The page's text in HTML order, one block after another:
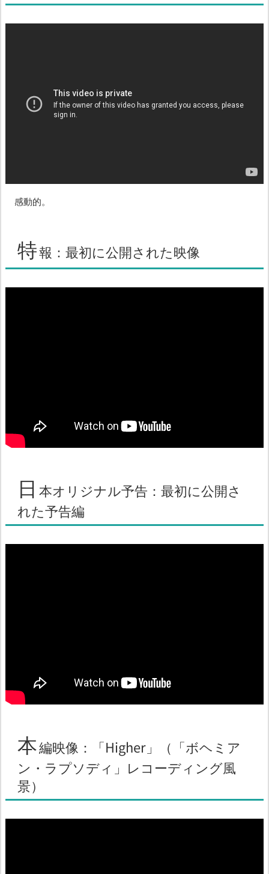
感動的。
特報：最初に公開された映像
日 本オリジナル予告：最初に公開さ
れた予告編
本編映像：「Higher」（「ボヘミア
ン・ラプソディ」レコーディング風
景）